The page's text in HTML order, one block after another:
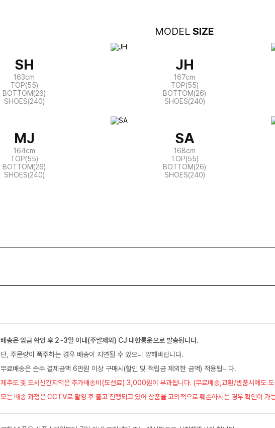
MODEL SIZE
SH
163cm
TOP(55)
BOTTOM(26)
SHOES(240)
JH
167cm
TOP(55)
BOTTOM(26)
SHOES(240)
MJ
164cm
TOP(55)
BOTTOM(26)
SHOES(240)
SA
168cm
TOP(55)
BOTTOM(26)
SHOES(240)
배송은 입금 확인 후 2~3일 이내(주말제외) CJ 대한통운으로 발송됩니다.
단, 주문량이 폭주하는 경우 배송이 지연될 수 있으니 양해바랍니다.
무료배송은 순수 결제금액 6만원 이상 구매시(할인 및 적립금 제외한 금액) 적용됩니다.
제주도 및 도서산간지역은 추가배송비(도선료) 3,000원이 부과됩니다. (무료배송,교환/반품시에도
모든 배송 과정은 CCTV로 촬영 후 출고 진행되고 있어 상품을 고의적으로 훼손하시는 경우 확인이 가